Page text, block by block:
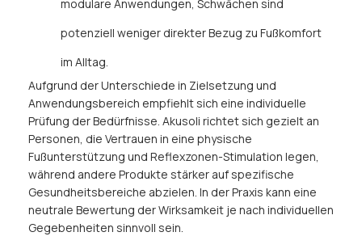
modulare Anwendungen, Schwächen sind
potenziell weniger direkter Bezug zu Fußkomfort
im Alltag.
Aufgrund der Unterschiede in Zielsetzung und
Anwendungsbereich empfiehlt sich eine individuelle
Prüfung der Bedürfnisse. Akusoli richtet sich gezielt an
Personen, die Vertrauen in eine physische
Fußunterstützung und Reflexzonen-Stimulation legen,
während andere Produkte stärker auf spezifische
Gesundheitsbereiche abzielen. In der Praxis kann eine
neutrale Bewertung der Wirksamkeit je nach individuellen
Gegebenheiten sinnvoll sein.